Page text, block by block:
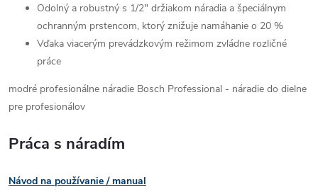
Odolný a robustný s 1/2" držiakom náradia a špeciálnym
ochranným prstencom, ktorý znižuje namáhanie o 20 %
Vďaka viacerým prevádzkovým režimom zvládne rozličné
práce
modré profesionálne náradie Bosch Professional - náradie do dielne
pre profesionálov
Práca s náradím
Návod na používanie / manual